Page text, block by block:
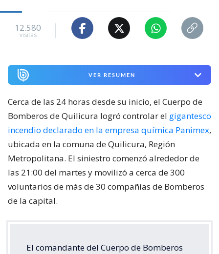
12.580
visitas
VER RESUMEN
Cerca de las 24 horas desde su inicio, el Cuerpo de
Bomberos de Quilicura logró controlar el gigantesco
incendio declarado en la empresa química Panimex,
ubicada en la comuna de Quilicura, Región
Metropolitana. El siniestro comenzó alrededor de
las 21:00 del martes y movilizó a cerca de 300
voluntarios de más de 30 compañías de Bomberos
de la capital.
El comandante del Cuerpo de Bomberos